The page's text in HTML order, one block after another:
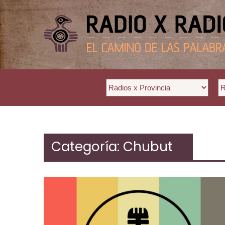
Saltar
al
contenido
Categoría: Chubut